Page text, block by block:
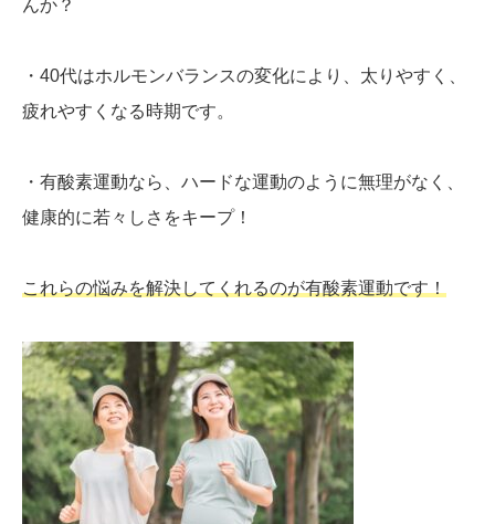
んか？
・40代はホルモンバランスの変化により、太りやすく、
疲れやすくなる時期です。
・有酸素運動なら、ハードな運動のように無理がなく、
健康的に若々しさをキープ！
これらの悩みを解決してくれるのが有酸素運動です！